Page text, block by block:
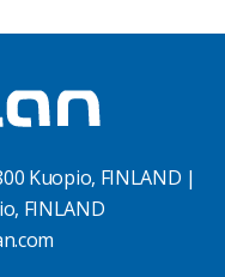
Kuopio, FINLAND |
FINLAND